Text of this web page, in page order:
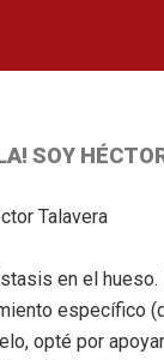
SOY
en el hueso.
específico
opté por